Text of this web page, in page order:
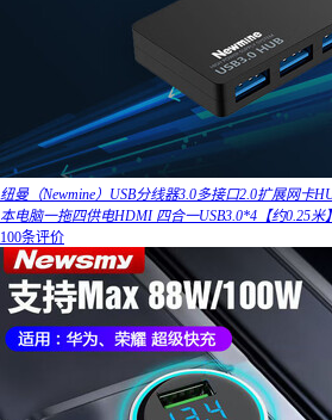
纽曼（Newmine）USB分线器3.0多接口2.0扩展网卡
本电脑一拖四供电HDMI 四合一USB3.0*4【约0.25米】
100条评价